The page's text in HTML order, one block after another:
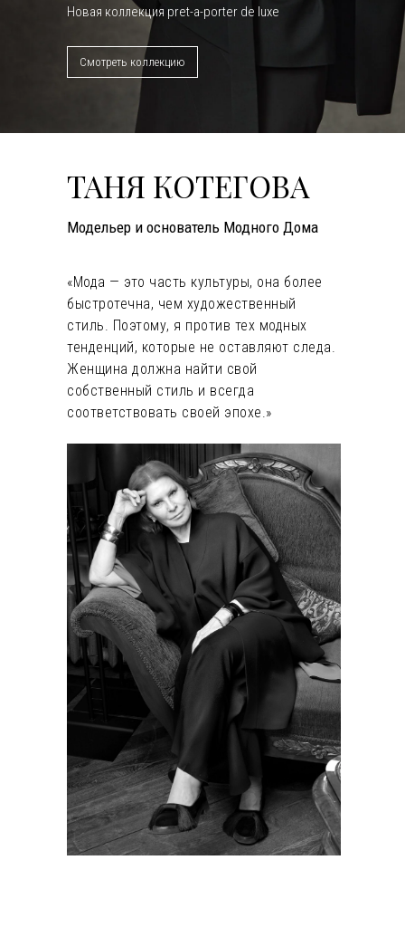
Новая коллекция pret-a-porter de luxe
Смотреть коллекцию
«Мода — это часть культуры, она более
быстротечна, чем художественный
стиль. Поэтому, я против тех модных
тенденций, которые не оставляют следа.
Женщина должна найти свой
собственный стиль и всегда
соответствовать своей эпохе.»
ТАНЯ КОТЕГОВА
Модельер и основатель Модного Дома